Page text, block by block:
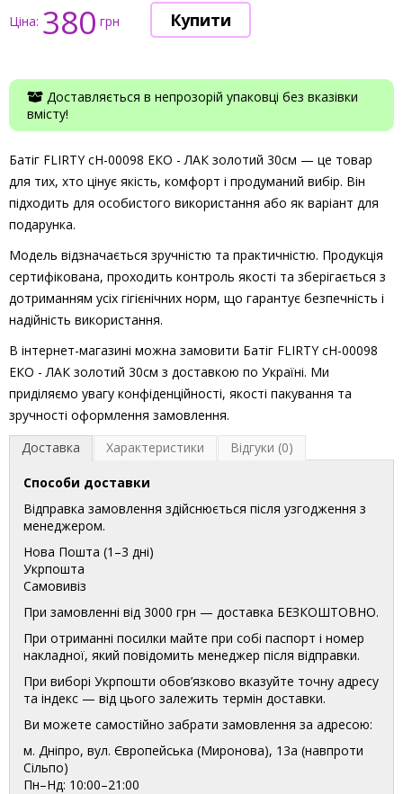
Ціна: 380 грн
Доставляється в непрозорій упаковці без вказівки
вмісту!
Батіг FLIRTY cH-00098 ЕКО - ЛАК золотий 30см — це товар
для тих, хто цінує якість, комфорт і продуманий вибір. Він
підходить для особистого використання або як варіант для
подарунка.
Модель відзначається зручністю та практичністю. Продукція
сертифікована, проходить контроль якості та зберігається з
дотриманням усіх гігієнічних норм, що гарантує безпечність і
надійність використання.
В інтернет-магазині можна замовити Батіг FLIRTY cH-00098
ЕКО - ЛАК золотий 30см з доставкою по Україні. Ми
приділяємо увагу конфіденційності, якості пакування та
зручності оформлення замовлення.
Доставка
Характеристики Відгуки (0)
Способи доставки
Відправка замовлення здійснюється після узгодження з
менеджером.
Нова Пошта (1–3 дні)
Укрпошта
Самовивіз
При замовленні від 3000 грн — доставка БЕЗКОШТОВНО.
При отриманні посилки майте при собі паспорт і номер
накладної, який повідомить менеджер після відправки.
При виборі Укрпошти обов’язково вказуйте точну адресу
та індекс — від цього залежить термін доставки.
Ви можете самостійно забрати замовлення за адресою:
м. Дніпро, вул. Європейська (Миронова), 13а (навпроти
Сільпо)
Пн–Нд: 10:00–21:00